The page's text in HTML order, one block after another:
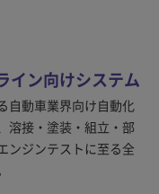
イン向けシステム
自動車業界向け自動化
溶接・塗装・組立・部
ンジンテストに至る全